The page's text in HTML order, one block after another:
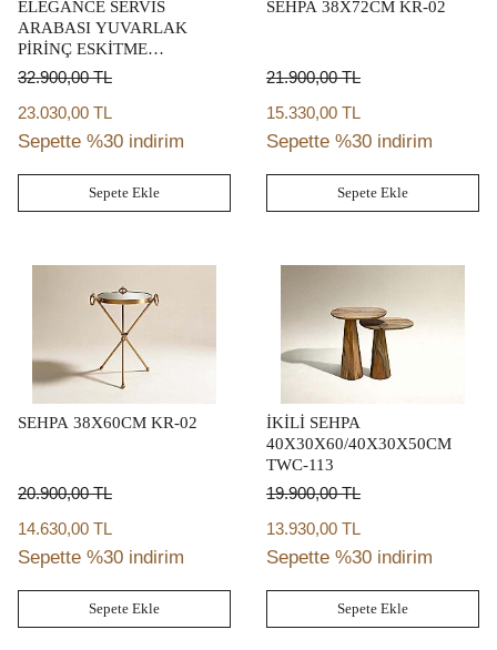
ELEGANCE SERVİS
ARABASI YUVARLAK
PİRİNÇ ESKİTME
(46,5X46,5 H:76,5CM)
32.900,00TL
23.030,00 TL
Sepette %30 indirim
Sepete Ekle
SEHPA 38X72CM KR-02
21.900,00TL
15.330,00 TL
Sepette %30 indirim
Sepete Ekle
SEHPA 38X60CM KR-02
20.900,00TL
14.630,00 TL
Sepette %30 indirim
Sepete Ekle
İKİLİ SEHPA
40X30X60/40X30X50CM
TWC-113
19.900,00TL
13.930,00 TL
Sepette %30 indirim
Sepete Ekle